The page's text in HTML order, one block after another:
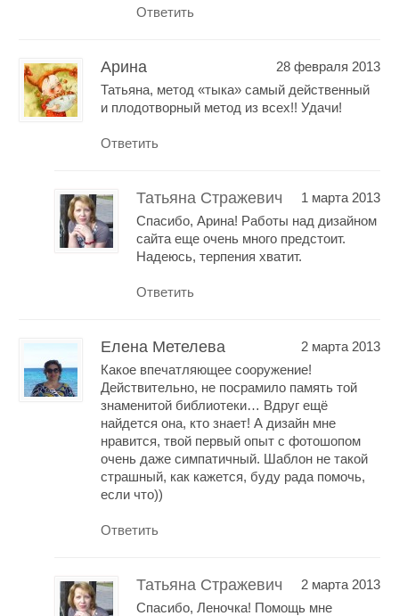
Ответить
Арина
28 февраля 2013
Татьяна, метод «тыка» самый действенный
и плодотворный метод из всех!! Удачи!
Ответить
Татьяна Стражевич
1 марта 2013
Спасибо, Арина! Работы над дизайном
сайта еще очень много предстоит.
Надеюсь, терпения хватит.
Ответить
Елена Метелева
2 марта 2013
Какое впечатляющее сооружение!
Действительно, не посрамило память той
знаменитой библиотеки… Вдруг ещё
найдется она, кто знает! А дизайн мне
нравится, твой первый опыт с фотошопом
очень даже симпатичный. Шаблон не такой
страшный, как кажется, буду рада помочь,
если что))
Ответить
Татьяна Стражевич
2 марта 2013
Спасибо, Леночка! Помощь мне